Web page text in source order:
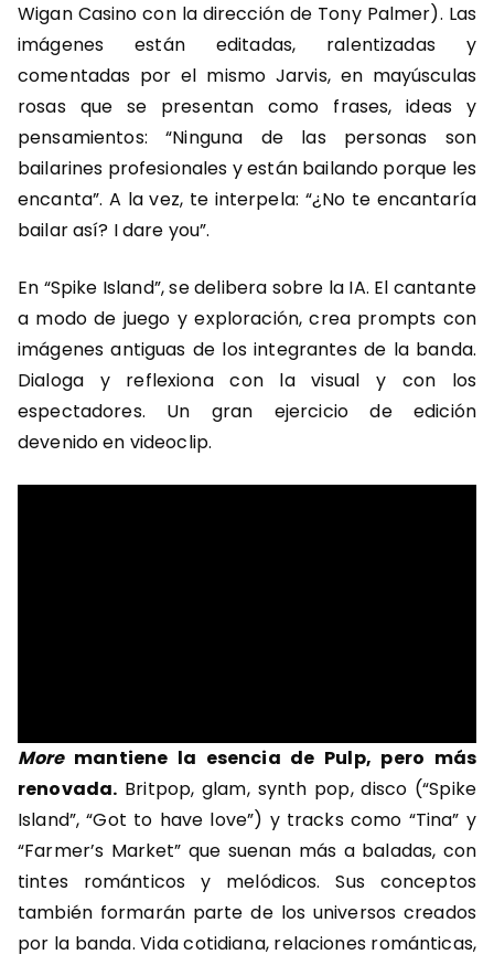
Wigan Casino con la dirección de Tony Palmer). Las
imágenes están editadas, ralentizadas y
comentadas por el mismo Jarvis, en mayúsculas
rosas que se presentan como frases, ideas y
pensamientos: “Ninguna de las personas son
bailarines profesionales y están bailando porque les
encanta”. A la vez, te interpela: “¿No te encantaría
bailar así? I dare you”.
En “Spike Island”, se delibera sobre la IA. El cantante
a modo de juego y exploración, crea prompts con
imágenes antiguas de los integrantes de la banda.
Dialoga y reflexiona con la visual y con los
espectadores. Un gran ejercicio de edición
devenido en videoclip.
Moremantiene la esencia de Pulp, pero más
renovada. Britpop, glam, synth pop, disco (“Spike
Island”, “Got to have love”) y tracks como “Tina” y
“Farmer’s Market” que suenan más a baladas, con
tintes románticos y melódicos. Sus conceptos
también formarán parte de los universos creados
por la banda. Vida cotidiana, relaciones románticas,